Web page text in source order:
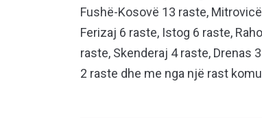
Fushë-Kosovë 13 raste,
Ferizaj 6 raste, Istog 6 raste,
raste, Skenderaj 4 raste, Drenas
2 raste dhe me nga një rast